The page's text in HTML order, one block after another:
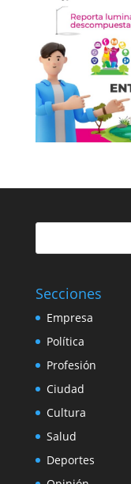
Secciones
Empresa
Política
Profesión
Ciudad
Cultura
Salud
Deportes